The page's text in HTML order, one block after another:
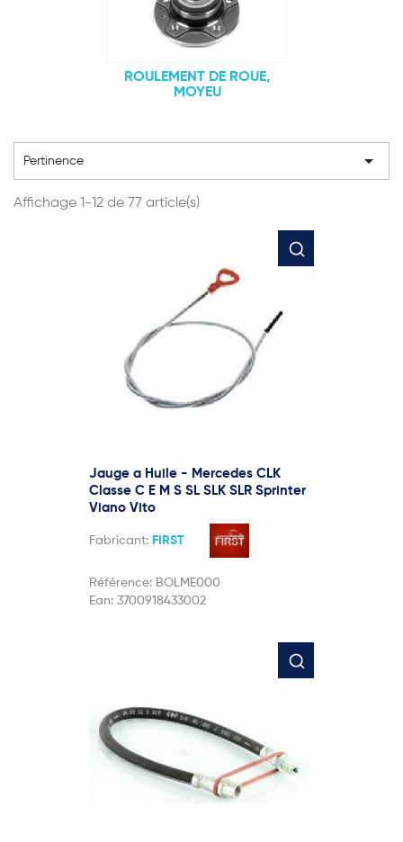
ROULEMENT DE ROUE,
MOYEU
Pertinence 
Affichage 1-12 de 77 article(s)
Jauge a Huile - Mercedes CLK
Classe C E M S SL SLK SLR Sprinter
Viano Vito
Fabricant: FIRST
Référence: BOLME000
Ean: 3700918433002